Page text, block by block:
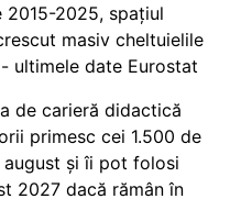
2015-2025, spațiul
masiv cheltuielile
ultimele date Eurostat
de carieră didactică
primesc cei 1.500 de
august și îi pot folosi
2027 dacă rămân în